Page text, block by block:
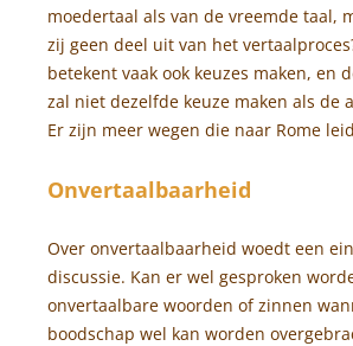
moedertaal als van de vreemde taal,
zij geen deel uit van het
betekent vaak ook keuzes maken, en
zal niet dezelfde keuze maken als de
Er zijn meer wegen die naar Rome
Onvertaalbaarheid
Over onvertaalbaarheid woedt een
discussie. Kan er wel gesproken
onvertaalbare woorden of zinnen
boodschap wel kan worden